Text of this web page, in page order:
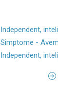
Independent,
Simptome -
Independent,